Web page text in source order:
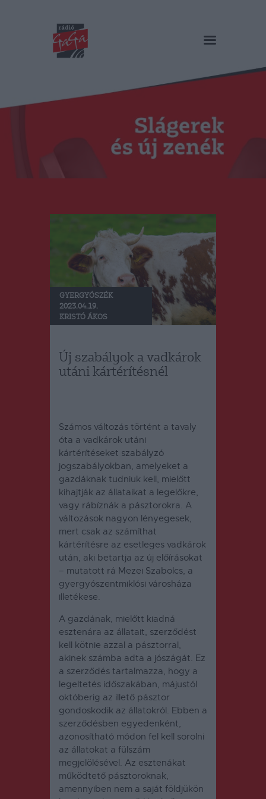
RÁDIÓ GAGA
Műsorok
Duma Duba
Podcast és videók
Stáb
GYERGYÓSZÉK
2023.04.19.
KRISTÓ ÁKOS
Új szabályok a vadkárok
utáni kártérítésnél
Számos változás történt a tavaly
óta a vadkárok utáni
kártérítéseket szabályzó
jogszabályokban, amelyeket a
gazdáknak tudniuk kell, mielőtt
kihajtják az állataikat a legelőkre,
vagy rábíznák a pásztorokra. A
változások nagyon lényegesek,
mert csak az számíthat
kártérítésre az esetleges vadkárok
után, aki betartja az új előírásokat
– mutatott rá Mezei Szabolcs, a
gyergyószentmiklósi városháza
illetékese.
A gazdának, mielőtt kiadná
esztenára az állatait, szerződést
kell kötnie azzal a pásztorral,
akinek számba adta a jószágát. Ez
a szerződés tartalmazza, hogy a
legeltetés időszakában, májustól
októberig az illető pásztor
gondoskodik az állatokról. Ebben a
szerződésben egyedenként,
azonosítható módon fel kell sorolni
az állatokat a fülszám
megjelölésével. Az esztenákat
működtető pásztoroknak,
amennyiben nem a saját földjükön